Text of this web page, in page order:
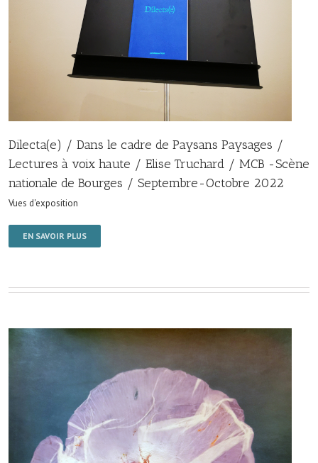
Dilecta(e) / Dans le cadre de Paysans Paysages /
Lectures à voix haute / Elise Truchard / MCB -Scène
nationale de Bourges / Septembre-Octobre 2022
Vues d'exposition
EN SAVOIR PLUS